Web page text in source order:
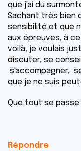
que j'ai du
Sachant très bien
sensibilité et que
aux épreuves, à
voilà, je voulais
discuter, se
s'accompagner,
que je ne suis
Que tout se
Répondre